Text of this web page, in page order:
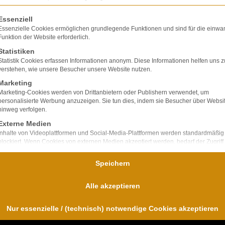
ausschließlich
verfügen über
Unfallfolgen und
uns im
eine Liste der Service-Gruppen, für die eine
Cookies ermöglichen grundlegende Funktionen und sind für die
der Website erforderlich.
Cookies erfassen Informationen anonym. Diese Informationen helfen uns
wie unsere Besucher unsere Website nutzen.
Cookies werden von Drittanbietern oder Publishern verwendet, um
Werbung anzuzeigen. Sie tun dies, indem sie Besucher über
verfolgen.
Medien
von Videoplattformen und Social-Media-Plattformen werden standardmäßig
Wenn Cookies von externen Medien akzeptiert werden, bedarf der Zugriff
Speichern
Alle akzeptieren
Nur essenzielle / (technisch) notwendige Cookies akzeptieren